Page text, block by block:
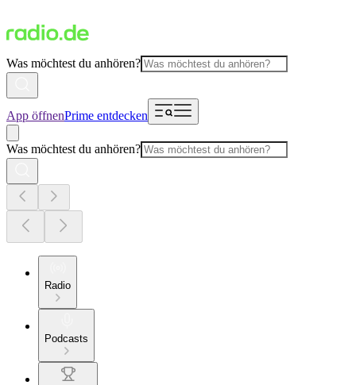
Was möchtest du anhören?
App öffnenPrime entdecken
Was möchtest du anhören?
Radio
Podcasts